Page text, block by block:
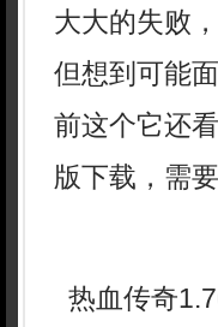
大大的失败
但想到可能
前这个它还
版下载，需
热血传奇